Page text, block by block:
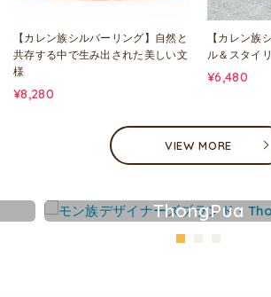
【カレン族シルバーリング】自然と
共存する中で生み出された美しい文
様
¥8,280
【カレン族
ル＆スタイ
¥6,480
VIEW MORE
ThongPua